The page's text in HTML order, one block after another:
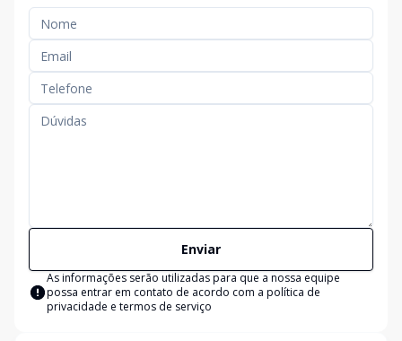
Enviar
As informações serão utilizadas para que a nossa equipe
possa entrar em contato de acordo com a política de
privacidade e termos de serviço